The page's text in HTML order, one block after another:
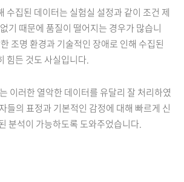
수집된 데이터는 실험실 설정과 같이 조건 제
기 때문에 품질이 떨어지는 경우가 많습니
조명 환경과 기술적인 장애로 인해 수집된
힘든 것도 사실입니다.
이러한 열악한 데이터를 유달리 잘 처리하였
들의 표정과 기본적인 감정에 대해 빠르게 신
분석이 가능하도록 도와주었습니다.